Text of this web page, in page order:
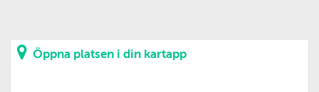
Öppna platsen i din kartapp